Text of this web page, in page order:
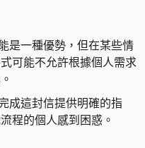
是一種優勢，但在某些情
可能不允許根據個人需求
成這封信提供明確的指
程的個人感到困惑。